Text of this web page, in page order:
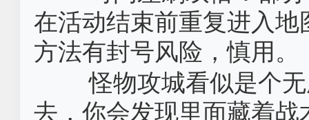
在活动结束前重复进入地
方法有封号风险，慎用。
怪物攻城看似是个
去，你会发现里面藏着